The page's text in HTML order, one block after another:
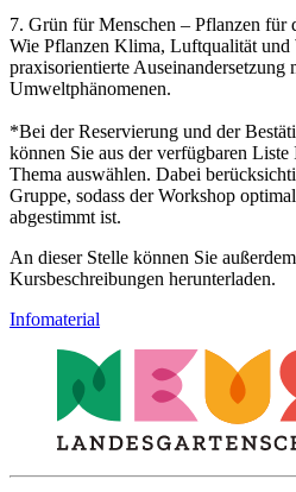
7. Grün für Menschen – Pflanzen für
Wie Pflanzen Klima, Luftqualität und
praxisorientierte Auseinandersetzung
Umweltphänomenen.
*Bei der Reservierung und der
können Sie aus der verfügbaren
Thema auswählen. Dabei
Gruppe, sodass der Workshop
abgestimmt ist.
An dieser Stelle können Sie
Kursbeschreibungen herunterladen.
Infomaterial